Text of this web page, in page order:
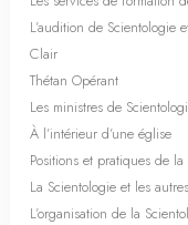
L’audition de Scientologie
Clair
Thétan Opérant
Les ministres de
À l’intérieur d’une église
Positions et pratiques de
La Scientologie et les
L’organisation de la